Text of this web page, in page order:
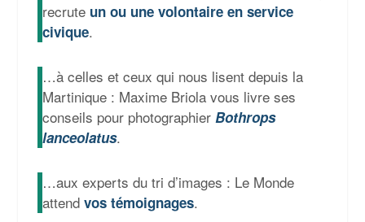
recrute un ou une volontaire en service
civique.
…à celles et ceux qui nous lisent depuis la
Martinique : Maxime Briola vous livre ses
conseils pour photographier Bothrops
lanceolatus.
…aux experts du tri d’images : Le Monde
attend vos témoignages.